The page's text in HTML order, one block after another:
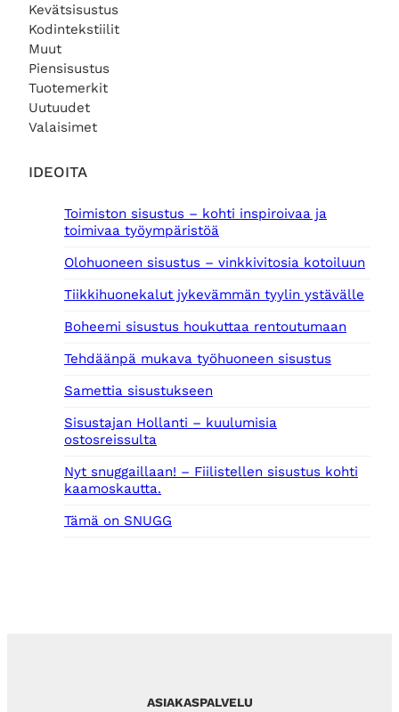
Kevätsisustus
Kodintekstiilit
Muut
Piensisustus
Tuotemerkit
Uutuudet
Valaisimet
IDEOITA
Toimiston sisustus – kohti inspiroivaa ja
toimivaa työympäristöä
Olohuoneen sisustus – vinkkivitosia kotoiluun
Tiikkihuonekalut jykevämmän tyylin ystävälle
Boheemi sisustus houkuttaa rentoutumaan
Tehdäänpä mukava työhuoneen sisustus
Samettia sisustukseen
Sisustajan Hollanti – kuulumisia
ostosreissulta
Nyt snuggaillaan! – Fiilistellen sisustus kohti
kaamoskautta.
Tämä on SNUGG
ASIAKASPALVELU